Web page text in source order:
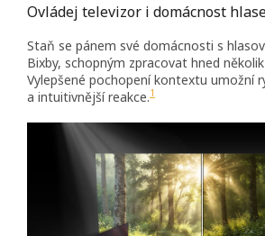
Ovládej televizor i domácnost
Staň se pánem své domácnosti s
Bixby, schopným zpracovat hned
Vylepšené pochopení kontextu umožní
a intuitivnější reakce.1